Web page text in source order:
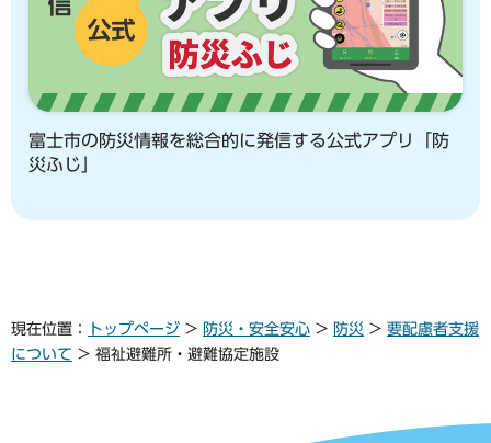
富士市の防災情報を総合的に発信する公式アプリ「防
災ふじ」
現在位置： トップページ > 防災・安全安心 > 防災 > 要配慮者支援
について > 福祉避難所・避難協定施設